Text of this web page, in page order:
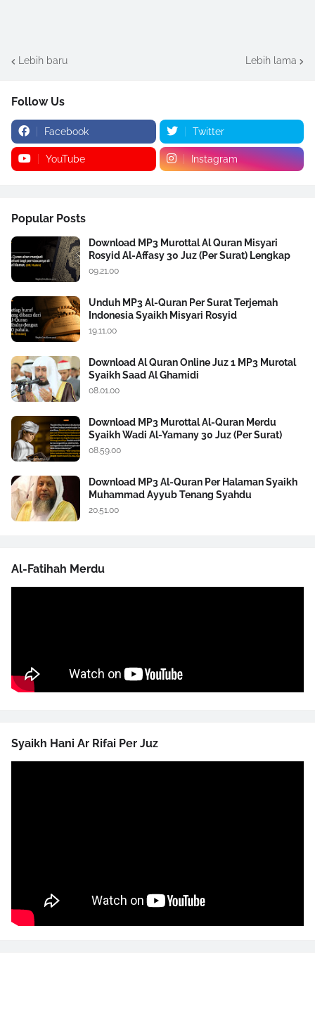
Lebih baru Lebih lama
Follow Us
Facebook Twitter
YouTube Instagram
Popular Posts
Download MP3 Murottal Al Quran Misyari
Rosyid Al-Affasy 30 Juz (Per Surat) Lengkap
09.21.00
Unduh MP3 Al-Quran Per Surat Terjemah
Indonesia Syaikh Misyari Rosyid
19.11.00
Download Al Quran Online Juz 1 MP3 Murotal
Syaikh Saad Al Ghamidi
08.01.00
Download MP3 Murottal Al-Quran Merdu
Syaikh Wadi Al-Yamany 30 Juz (Per Surat)
08.59.00
Download MP3 Al-Quran Per Halaman Syaikh
Muhammad Ayyub Tenang Syahdu
20.51.00
Al-Fatihah Merdu
Syaikh Hani Ar Rifai Per Juz